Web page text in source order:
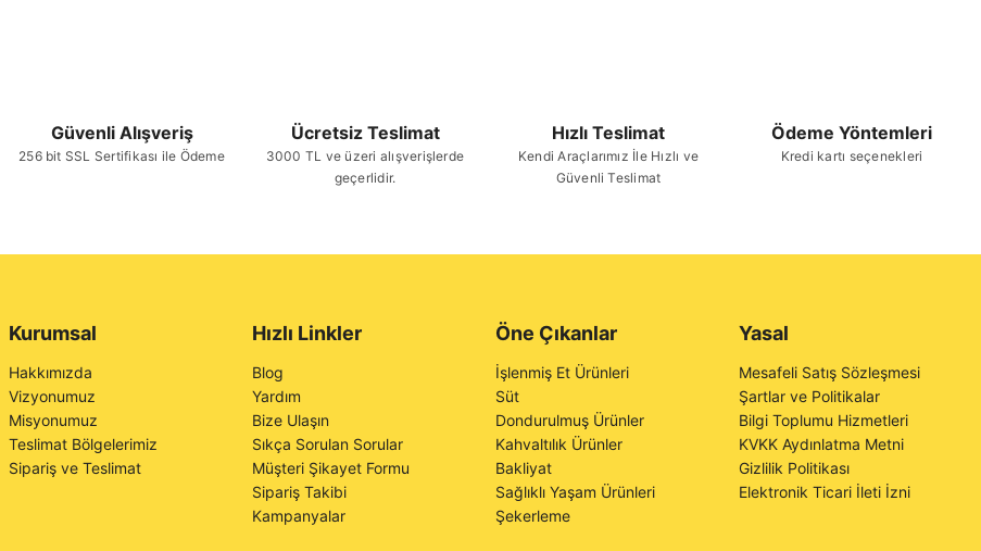
Güvenli Alışveriş
256 bit SSL Sertifikası ile Ödeme
Ücretsiz Teslimat
3000 TL ve üzeri alışverişlerde
geçerlidir.
Hızlı Teslimat
Kendi Araçlarımız İle Hızlı ve
Güvenli Teslimat
Ödeme Yöntemleri
Kredi kartı seçenekleri
Kurumsal
Hakkımızda
Vizyonumuz
Misyonumuz
Teslimat Bölgelerimiz
Sipariş ve Teslimat
Hızlı Linkler
Blog
Yardım
Bize Ulaşın
Sıkça Sorulan Sorular
Müşteri Şikayet Formu
Sipariş Takibi
Kampanyalar
Öne Çıkanlar
İşlenmiş Et Ürünleri
Süt
Dondurulmuş Ürünler
Kahvaltılık Ürünler
Bakliyat
Sağlıklı Yaşam Ürünleri
Şekerleme
Yasal
Mesafeli Satış Sözleşmesi
Şartlar ve Politikalar
Bilgi Toplumu Hizmetleri
KVKK Aydınlatma Metni
Gizlilik Politikası
Elektronik Ticari İleti İzni